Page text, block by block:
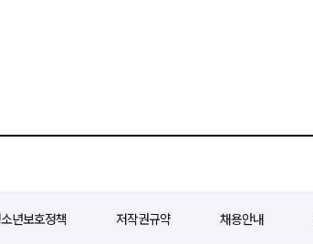
년보호정책 저작권규약 채용안내